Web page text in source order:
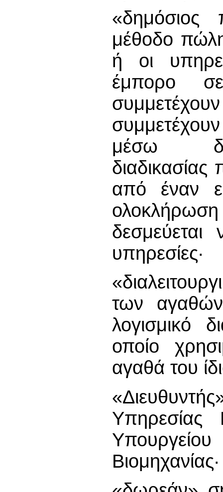
«δημόσιος
μέθοδο
ή οι
έμπορο
μέσω
από έναν
υπηρεσίες·
των
λογισμικό
οποίο
αγαθά του
Υπηρεσίας
Βιομηχανίας·